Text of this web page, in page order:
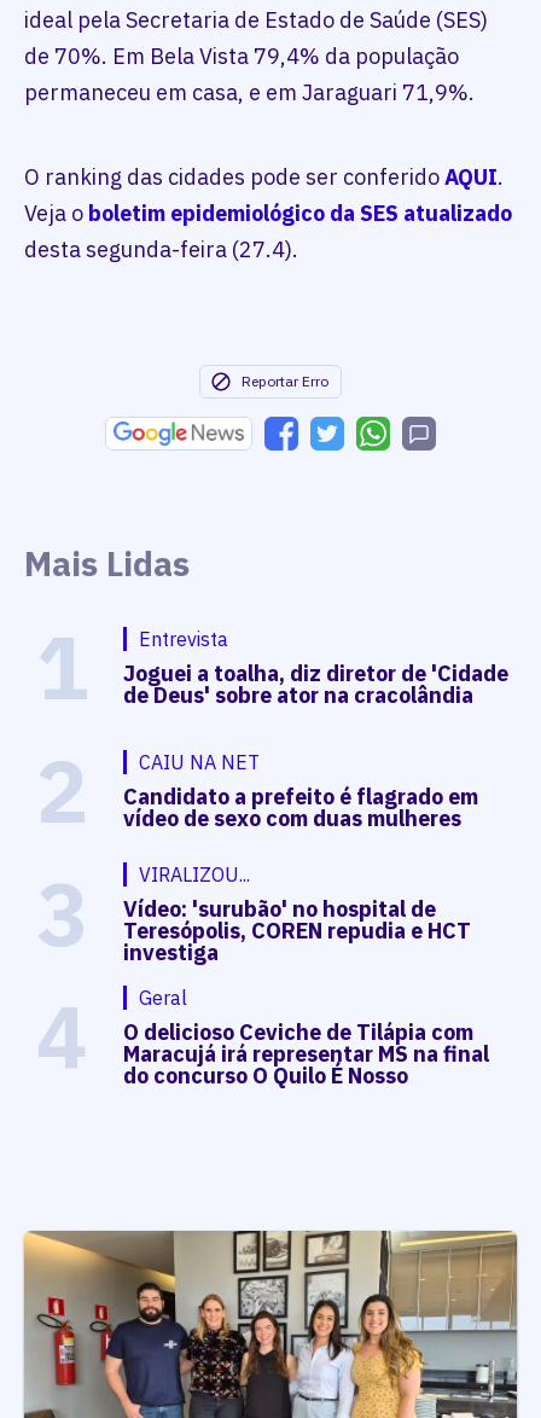
ideal pela Secretaria de Estado de Saúde (SES)
de 70%. Em Bela Vista 79,4% da população
permaneceu em casa, e em Jaraguari 71,9%.
O ranking das cidades pode ser conferidoAQUI.
Veja o boletim epidemiológico da SES atualizado
desta segunda-feira (27.4).
Reportar Erro
Mais Lidas
1 Entrevista
Joguei a toalha, diz diretor de 'Cidade
de Deus' sobre ator na cracolândia
2 CAIU NA NET
Candidato a prefeito é flagrado em
vídeo de sexo com duas mulheres
3 VIRALIZOU...
Vídeo: 'surubão' no hospital de
Teresópolis, COREN repudia e HCT
investiga
4 Geral
O delicioso Ceviche de Tilápia com
Maracujá irá representar MS na final
do concurso O Quilo É Nosso